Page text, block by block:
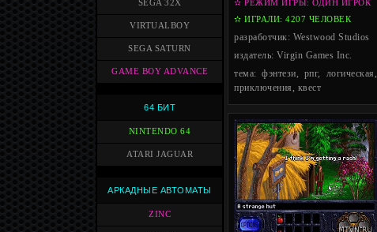
SEGA 32X
VIRTUALBOY
SEGA SATURN
GAME BOY ADVANCE
64 БИТ
NINTENDO 64
ATARI JAGUAR
АРКАДНЫЕ АВТОМАТЫ
ZINC
✫ РЕЖИМ ИГРЫ: ОДИН ИГРОК
✫ ИГРАЛИ: 4207 ЧЕЛОВЕК
разработчик: Westwood Studios
издатель: Virgin Games Inc.
тема: фэнтези, рпг, логическая,
приключения, квест